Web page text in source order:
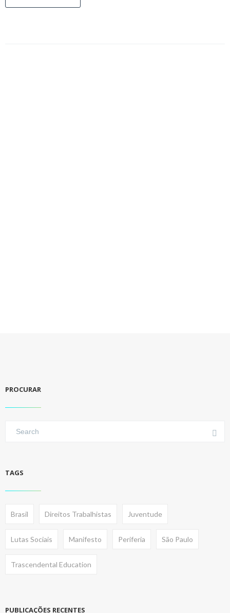
PROCURAR
TAGS
Brasil Direitos Trabalhistas Juventude
Lutas Sociais Manifesto Periferia São Paulo
Trascendental Education
PUBLICAÇÕES RECENTES